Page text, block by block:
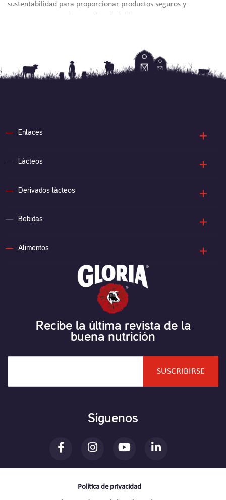
sustentabilidad para proporcionar productos seguros y
que sus integrantes se comprometan a alinearse bajo la
visión del sector para la sostenibilidad, a conectarse con
otras experiencias que permitan aumentar la velocidad
Enlaces
Lácteos
Derivados lácteos
Bebidas
Alimentos
Recibe la última revista de la
buena nutrición
Síguenos
Política de privacidad